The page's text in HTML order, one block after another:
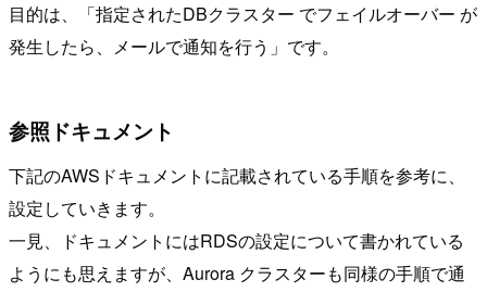
目的は、「指定されたDBクラスター でフェイルオーバー が
発生したら、メールで通知を行う」です。
参照ドキュメント
下記のAWSドキュメントに記載されている手順を参考に、
設定していきます。
一見、ドキュメントにはRDSの設定について書かれている
ようにも思えますが、Aurora クラスターも同様の手順で通